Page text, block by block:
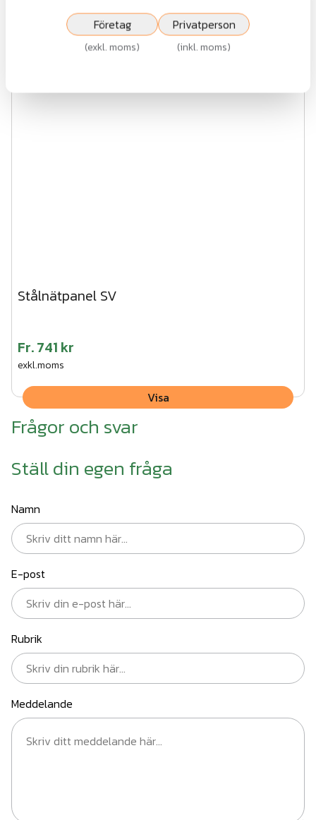
Stålnätpanel SV
Fr.741 kr
exkl.moms
Visa
Frågor och svar
Ställ din egen fråga
Namn
E-post
Rubrik
Meddelande
Företag
(exkl. moms)
Privatperson
(inkl. moms)